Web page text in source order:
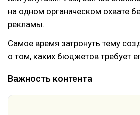
на одном органическом охвате
рекламы.
Самое время затронуть тему
о том, каких бюджетов требует
Важность контента